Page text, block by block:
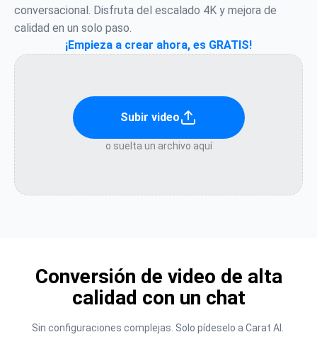
conversacional. Disfruta del escalado 4K y mejora de
calidad en un solo paso.
¡Empieza a crear ahora, es GRATIS!
Subir video
o suelta un archivo aquí
Conversión de video de alta
calidad con un chat
Sin configuraciones complejas. Solo pídeselo a Carat AI.